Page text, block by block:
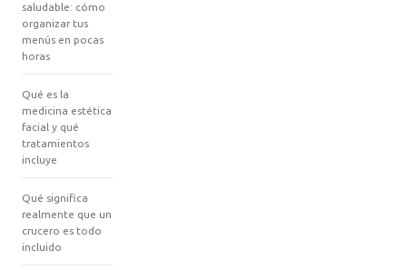
saludable: cómo
organizar tus
menús en pocas
horas
Qué es la
medicina estética
facial y qué
tratamientos
incluye
Qué significa
realmente que un
crucero es todo
incluido